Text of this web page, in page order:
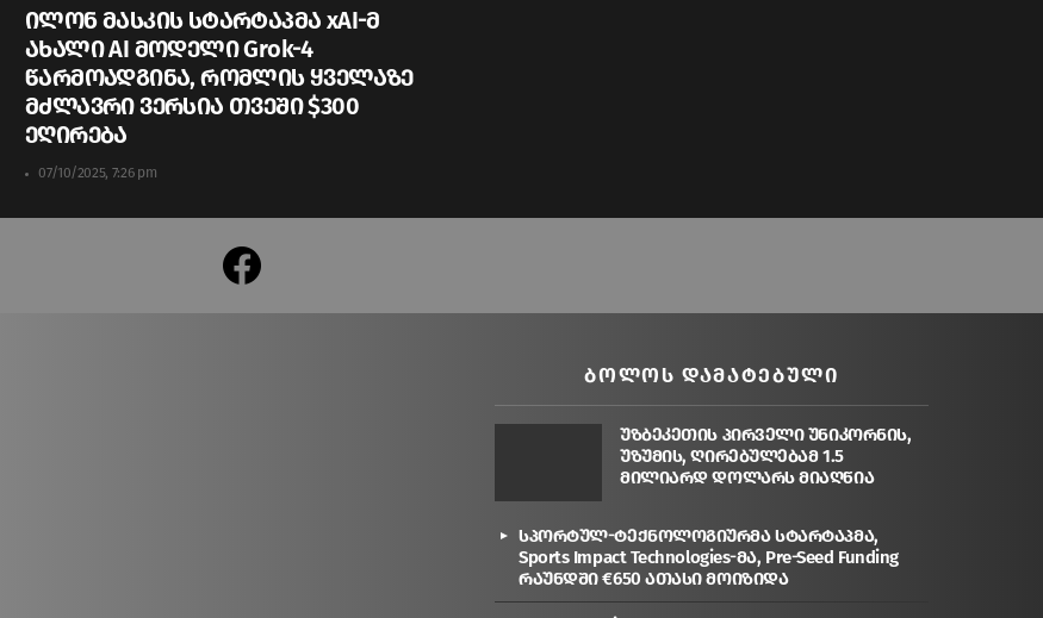
ილონ მასკის სტარტაპმა xAI-მ
ახალი AI მოდელი Grok-4
წარმოადგინა, რომლის ყველაზე
მძლავრი ვერსია თვეში $300
ეღირება
07/10/2025, 7:26 pm
facebook
ᲑᲝᲚᲝᲡ ᲓᲐᲛᲐᲢᲔᲑᲣᲚᲘ
უზბეკეთის პირველი უნიკორნის,
უზუმის, ღირებულებამ 1.5
მილიარდ დოლარს მიაღწია
სპორტულ-ტექნოლოგიურმა სტარტაპმა,
Sports Impact Technologies-მა, Pre-Seed Funding
რაუნდში €650 ათასი მოიზიდა